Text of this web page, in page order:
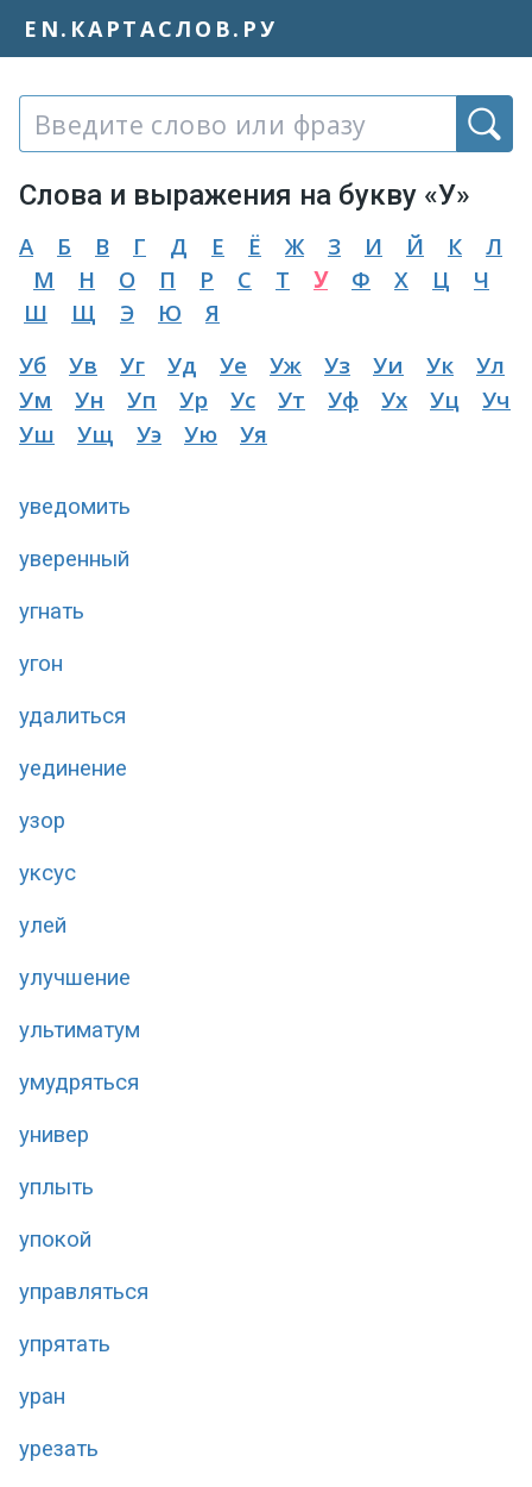
EN.КАРТАСЛОВ.РУ
Слова и выражения на букву «У»
А Б В Г Д Е Ё Ж З И Й К
Л
М
Н О П Р С Т У Ф Х Ц
Ч
Ш
Щ Э Ю
Я
Уб
Ув Уг Уд Уе Уж Уз Уи Ук
Ул
Ум
Ун Уп Ур Ус Ут Уф Ух Уц
Уч
Уш
Ущ Уэ Ую Уя
уведомить
уверенный
угнать
угон
удалиться
уединение
узор
уксус
улей
улучшение
ультиматум
умудряться
универ
уплыть
упокой
управляться
упрятать
уран
урезать